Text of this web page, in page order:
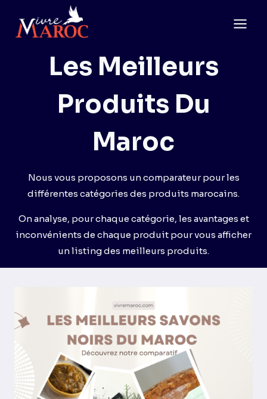
contenu
Les Meilleurs
Produits Du
Maroc
Nous vous proposons un comparateur pour les
différentes catégories des produits marocains.
On analyse, pour chaque catégorie, les avantages et
inconvénients de chaque produit pour vous afficher
un listing des meilleurs produits.